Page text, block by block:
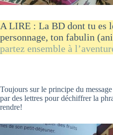
A LIRE : La BD dont tu es
personnage, ton fabulin
partez ensemble à
Toujours sur le principe du
par des lettres pour déchiffrer la
rendre!